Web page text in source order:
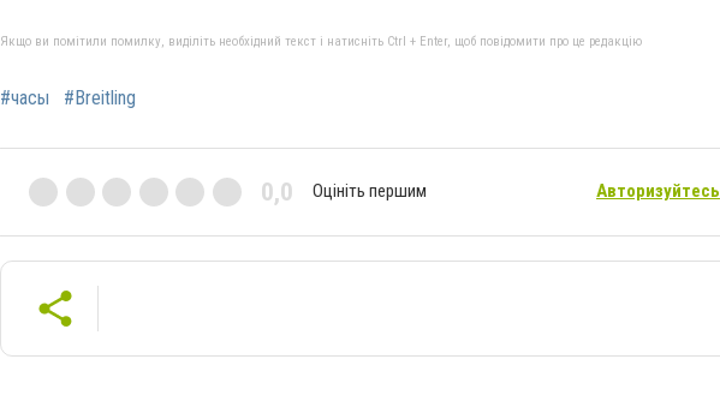
Якщо ви помітили помилку, виділіть необхідний текст і натисніть Ctrl + Enter, щоб повідомити про це редакцію
#часы #Breitling
0,0 Оцініть першим Авторизуйтесь